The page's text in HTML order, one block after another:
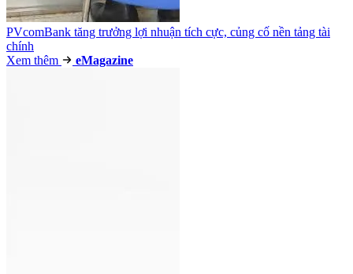
PVcomBank tăng trưởng lợi nhuận tích cực, củng cố nền tảng tài
chính
Xem thêm
eMagazine